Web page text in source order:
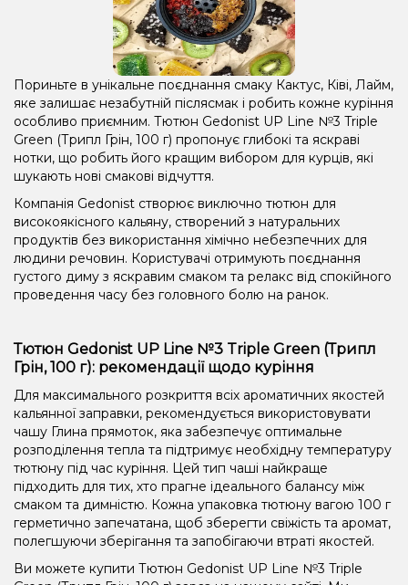
Пориньте в унікальне поєднання смаку Кактус, Ківі, Лайм,
яке залишає незабутній післясмак і робить кожне куріння
особливо приємним. Тютюн Gedonist UP Line №3 Triple
Green (Трипл Грін, 100 г) пропонує глибокі та яскраві
нотки, що робить його кращим вибором для курців, які
шукають нові смакові відчуття.
Компанія Gedonist створює виключно тютюн для
високоякісного кальяну, створений з натуральних
продуктів без використання хімічно небезпечних для
людини речовин. Користувачі отримують поєднання
густого диму з яскравим смаком та релакс від спокійного
проведення часу без головного болю на ранок.
Тютюн Gedonist UP Line №3 Triple Green (Трипл
Грін, 100 г): рекомендації щодо куріння
Для максимального розкриття всіх ароматичних якостей
кальянної заправки, рекомендується використовувати
чашу Глина прямоток, яка забезпечує оптимальне
розподілення тепла та підтримує необхідну температуру
тютюну під час куріння. Цей тип чаші найкраще
підходить для тих, хто прагне ідеального балансу між
смаком та димністю. Кожна упаковка тютюну вагою 100 г
герметично запечатана, щоб зберегти свіжість та аромат,
полегшуючи зберігання та запобігаючи втраті якостей.
Ви можете купити Тютюн Gedonist UP Line №3 Triple